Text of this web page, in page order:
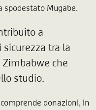
spodestato Mugabe.
a
tra la
che
studio.
donazioni, in